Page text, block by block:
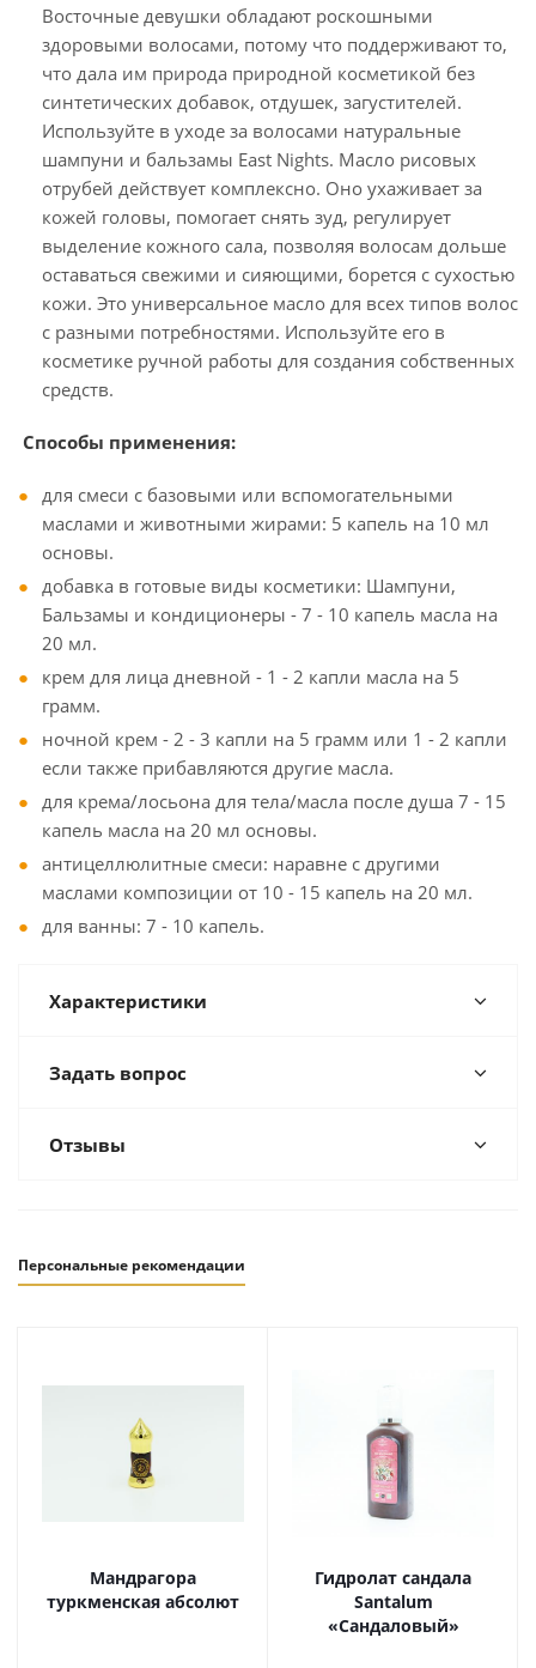
Восточные девушки обладают роскошными
здоровыми волосами, потому что поддерживают то,
что дала им природа природной косметикой без
синтетических добавок, отдушек, загустителей.
Используйте в уходе за волосами натуральные
шампуни и бальзамы East Nights. Масло рисовых
отрубей действует комплексно. Оно ухаживает за
кожей головы, помогает снять зуд, регулирует
выделение кожного сала, позволяя волосам дольше
оставаться свежими и сияющими, борется с сухостью
кожи. Это универсальное масло для всех типов волос
с разными потребностями. Используйте его в
косметике ручной работы для создания собственных
средств.
Способы применения:
для смеси с базовыми или вспомогательными
маслами и животными жирами: 5 капель на 10 мл
основы.
добавка в готовые виды косметики: Шампуни,
Бальзамы и кондиционеры - 7 - 10 капель масла на
20 мл.
крем для лица дневной - 1 - 2 капли масла на 5
грамм.
ночной крем - 2 - 3 капли на 5 грамм или 1 - 2 капли
если также прибавляются другие масла.
для крема/лосьона для тела/масла после душа 7 - 15
капель масла на 20 мл основы.
антицеллюлитные смеси: наравне с другими
маслами композиции от 10 - 15 капель на 20 мл.
для ванны: 7 - 10 капель.
Характеристики
Задать вопрос
Отзывы
Персональные рекомендации
Мандрагора
туркменская абсолют
Гидролат сандала
Santalum
«Сандаловый»